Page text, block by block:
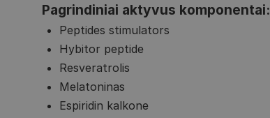
Pagrindiniai aktyvus komponentai:
Peptides stimulators
Hybitor peptide
Resveratrolis
Melatoninas
Espiridin kalkone